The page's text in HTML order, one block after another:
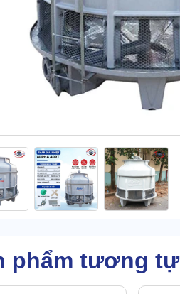
phẩm tương tự